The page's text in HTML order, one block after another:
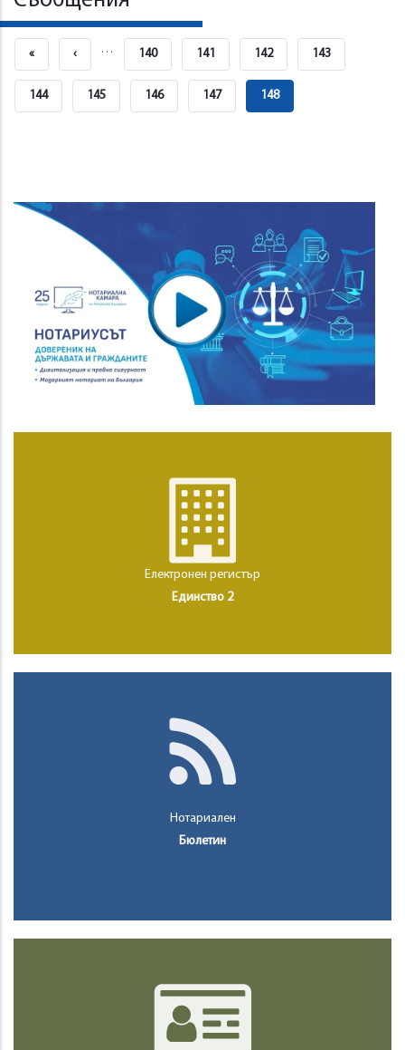
Pagination
First
Page
« Previous
Page
‹ … Страница
140 Страница
141 Страница
142 Страница
143
Страница
144 Страница
145 Страница
146 Страница
147 Current
148
Електронен регистър
Единство 2
Нотариален
Бюлетин